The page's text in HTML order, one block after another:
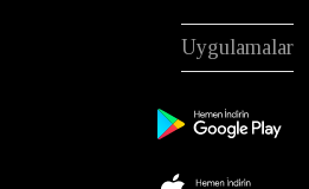
Uygulamalar